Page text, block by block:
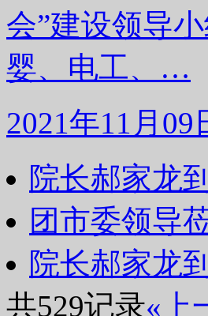
会”建设领导
婴、电工、…
2021年11月09
院长郝家龙
团市委领导
院长郝家龙
共529记录«上